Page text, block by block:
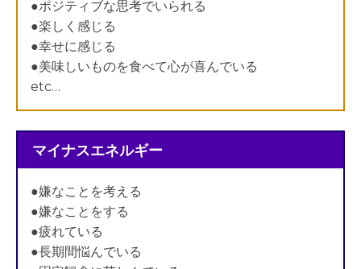
●ポジティブな思考でいられる
●楽しく感じる
●幸せに感じる
●美味しいものを食べて心が喜んでいる
etc…
マイナスエネルギー
●嫌なことを考える
●嫌なことをする
●疲れている
●長期間悩んでいる